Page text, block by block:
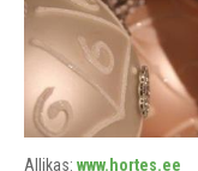
Allikas: www.hortes.ee